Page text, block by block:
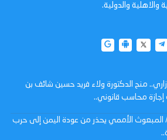
والدولية.
منح الدكتورة ولاء فريد حسين شائف بن
محاسب قانوني..
المبعوث الأممي يحذر من عودة اليمن إلى حرب